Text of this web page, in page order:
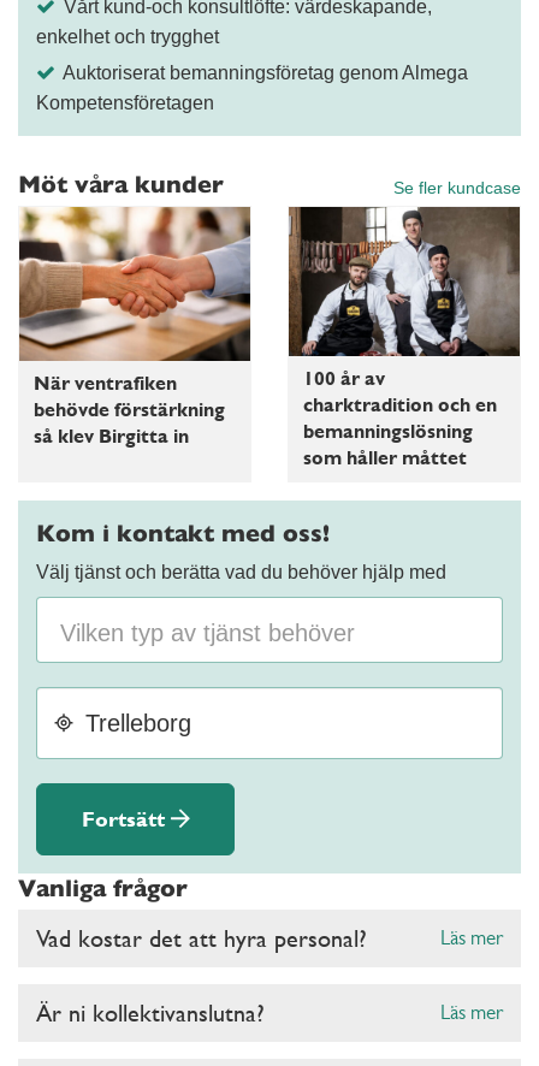
Möt våra kunder Se fler kundcase
När ventrafiken
behövde förstärkning
så klev Birgitta in
100 år av
charktradition och en
bemanningslösning
som håller måttet
Vårt kund-och konsultlöfte: värdeskapande,
enkelhet och trygghet
Auktoriserat bemanningsföretag genom Almega
Kompetensföretagen
Kom i kontakt med oss!
Välj tjänst och berätta vad du behöver hjälp med
Fortsätt
Vanliga frågor
Vad kostar det att hyra personal? Läs mer
Är ni kollektivanslutna? Läs mer